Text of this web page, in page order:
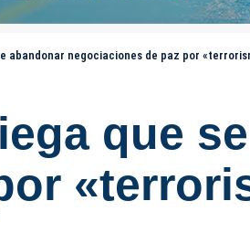
abandonar negociaciones de paz por
que